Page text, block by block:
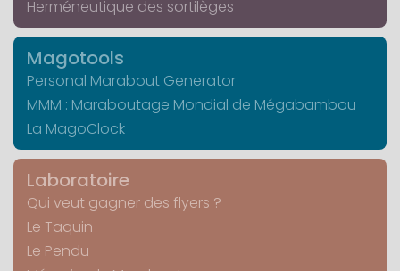
Herméneutique des sortilèges
Magotools
Personal Marabout Generator
MMM : Maraboutage Mondial de Mégabambou
La MagoClock
Laboratoire
Qui veut gagner des flyers ?
Le Taquin
Le Pendu